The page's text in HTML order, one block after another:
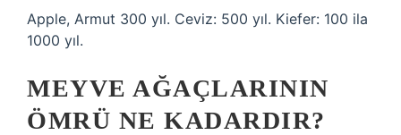
Apple, Armut 300 yıl. Ceviz: 500 yıl. Kiefer: 100 ila
1000 yıl.
MEYVE AĞAÇLARININ
ÖMRÜ NE KADARDIR?